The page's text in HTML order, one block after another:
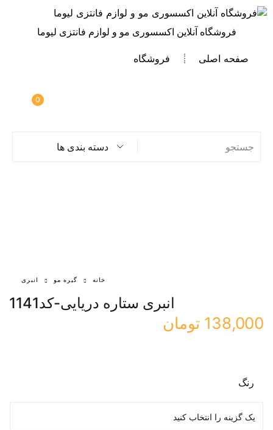
فروشگاه آنلاین اکسسوری مو و لوازم فانتزی لیوما
صفحه اصلی فروشگاه
0
دسته بندی ها
خانه گیره مو انبری
انبری ستاره دریایی-کد1141
138,000 تومان
رنگ